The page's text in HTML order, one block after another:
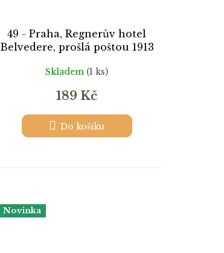
49 - Praha, Regnerův hotel
Belvedere, prošlá poštou 1913
Skladem (1 ks)
189 Kč
Do košíku
Novinka